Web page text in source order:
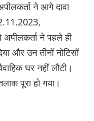
ने आगे दावा
ने पहले ही
और उन तीनों नोटिसों
घर नहीं लौटी।
पूरा हो गया।